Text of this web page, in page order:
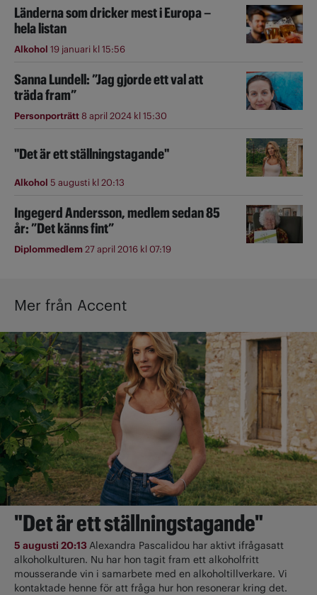
Länderna som dricker mest i Europa –
hela listan
Alkohol 19 januari kl 15:56
Sanna Lundell: ”Jag gjorde ett val att
träda fram”
Personporträtt8 april 2024 kl 15:30
"Det är ett ställningstagande"
Alkohol 5 augusti kl 20:13
Ingegerd Andersson, medlem sedan 85
år: ”Det känns fint”
Diplommedlem27 april 2016 kl 07:19
Mer från Accent
"Det är ett ställningstagande"
5 augusti 20:13Alexandra Pascalidou har aktivt ifrågasatt
alkoholkulturen. Nu har hon tagit fram ett alkoholfritt
mousserande vin i samarbete med en alkoholtillverkare. Vi
kontaktade henne för att fråga hur hon resonerar kring det.